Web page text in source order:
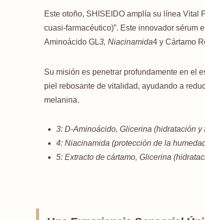
Este otoño, SHISEIDO amplía su línea Vital
cuasi-farmacéutico)”. Este innovador sérum
Aminoácido GL3, Niacinamida4 y Cártamo
Su misión es penetrar profundamente en el
piel rebosante de vitalidad, ayudando a
melanina.
3: D-Aminoácido, Glicerina (hidratación y
4: Niacinamida (protección de la
5: Extracto de cártamo, Glicerina